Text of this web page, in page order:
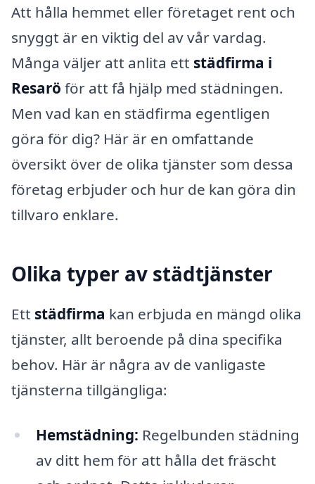
Att hålla hemmet eller företaget rent och
snyggt är en viktig del av vår vardag.
Många väljer att anlita ett städfirma i
Resarö för att få hjälp med städningen.
Men vad kan en städfirma egentligen
göra för dig? Här är en omfattande
översikt över de olika tjänster som dessa
företag erbjuder och hur de kan göra din
tillvaro enklare.
Olika typer av städtjänster
Ett städfirma kan erbjuda en mängd olika
tjänster, allt beroende på dina specifika
behov. Här är några av de vanligaste
tjänsterna tillgängliga:
Hemstädning: Regelbunden städning
av ditt hem för att hålla det fräscht